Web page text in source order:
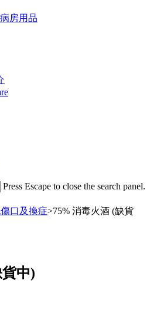
房用品
Press Escape to close the search panel.
口及換症>75% 消毒火酒 (缺貨
中)